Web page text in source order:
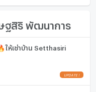
181 ตร.ม.
ษฐสิริ พัฒนาการ
ห้เช่าบ้าน Setthasiri